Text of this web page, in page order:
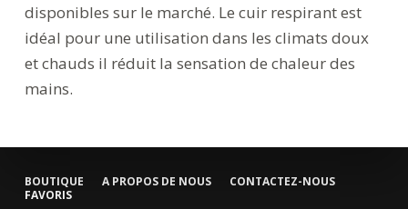
disponibles sur le marché. Le cuir respirant est
idéal pour une utilisation dans les climats doux
et chauds il réduit la sensation de chaleur des
mains.
BOUTIQUE A PROPOS DE NOUS
CONTACTEZ-NOUS
FAVORIS